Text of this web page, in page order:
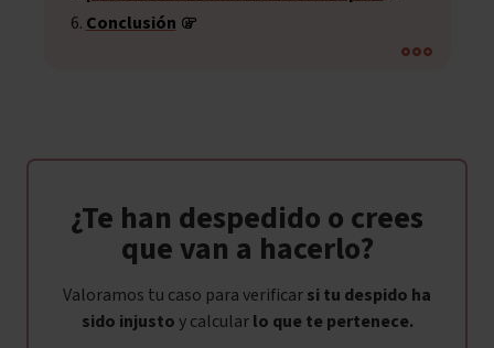
Conclusión
¿Te han despedido o crees
que van a hacerlo?
Valoramos tu caso para verificarsi tu despido ha
sido injustoy calcularlo que te pertenece.